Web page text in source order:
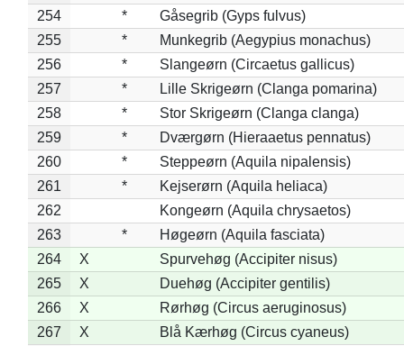
254
*
Gåsegrib (Gyps fulvus)
255
*
Munkegrib (Aegypius monachus)
256
*
Slangeørn (Circaetus gallicus)
257
*
Lille Skrigeørn (Clanga pomarina)
258
*
Stor Skrigeørn (Clanga clanga)
259
*
Dværgørn (Hieraaetus pennatus)
260
*
Steppeørn (Aquila nipalensis)
261
*
Kejserørn (Aquila heliaca)
262
Kongeørn (Aquila chrysaetos)
263
*
Høgeørn (Aquila fasciata)
264
X
Spurvehøg (Accipiter nisus)
265
X
Duehøg (Accipiter gentilis)
266
X
Rørhøg (Circus aeruginosus)
267
X
Blå Kærhøg (Circus cyaneus)